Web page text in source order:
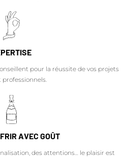
pour la réussite de vos projets
professionnels.
AVEC GOÛT
des attentions… le plaisir est